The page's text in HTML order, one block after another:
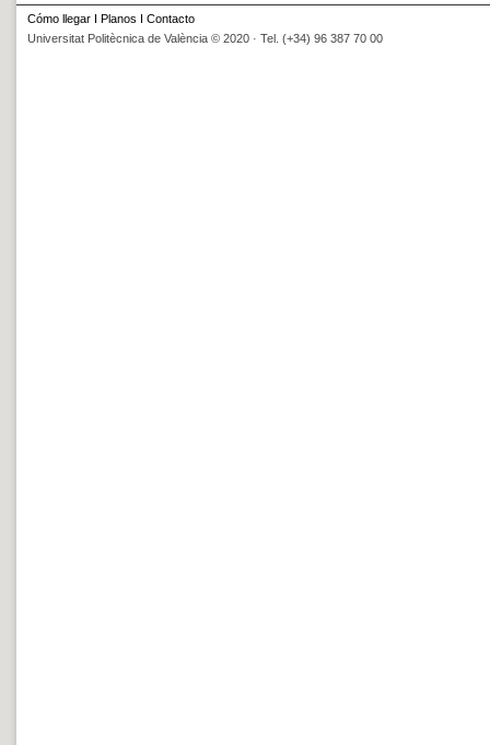
Cómo llegar I Planos I Contacto
Universitat Politècnica de València © 2020 · Tel. (+34) 96 387 70 00